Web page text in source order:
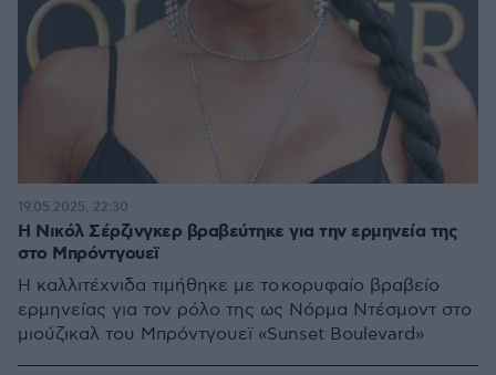
Η Νικόλ Σέρζινγκερ βραβεύτηκε για την ερμηνεία της
στο Μπρόντγουεϊ
Η καλλιτέχνιδα τιμήθηκε με το κορυφαίο βραβείο
ερμηνείας για τον ρόλο της ως Νόρμα Ντέσμοντ στο
μιούζικαλ του Μπρόντγουεϊ «Sunset Boulevard»
19.05.2025, 22:30